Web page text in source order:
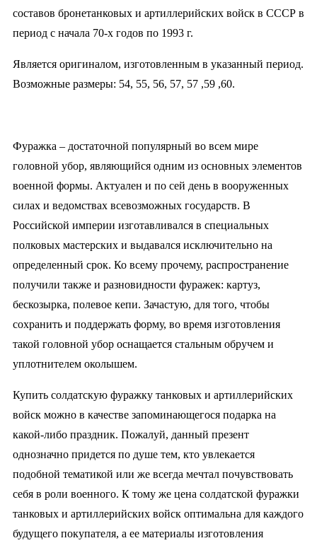
составов бронетанковых и артиллерийских войск в СССР в
период с начала 70-х годов по 1993 г.
Является оригиналом, изготовленным в указанный период.
Возможные размеры: 54, 55, 56, 57, 57 ,59 ,60.
Фуражка – достаточной популярный во всем мире
головной убор, являющийся одним из основных элементов
военной формы. Актуален и по сей день в вооруженных
силах и ведомствах всевозможных государств. В
Российской империи изготавливался в специальных
полковых мастерских и выдавался исключительно на
определенный срок. Ко всему прочему, распространение
получили также и разновидности фуражек: картуз,
бескозырка, полевое кепи. Зачастую, для того, чтобы
сохранить и поддержать форму, во время изготовления
такой головной убор оснащается стальным обручем и
уплотнителем околышем.
Купить солдатскую фуражку танковых и артиллерийских
войск можно в качестве запоминающегося подарка на
какой-либо праздник. Пожалуй, данный презент
однозначно придется по душе тем, кто увлекается
подобной тематикой или же всегда мечтал почувствовать
себя в роли военного. К тому же цена солдатской фуражки
танковых и артиллерийских войск оптимальна для каждого
будущего покупателя, а ее материалы изготовления